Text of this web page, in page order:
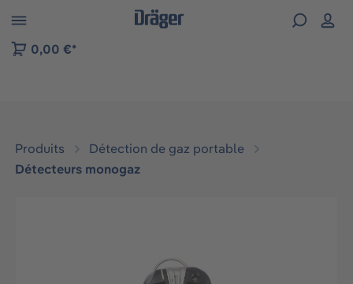
to B2B platform navigation
0,00 €*
Produits
Détection de gaz portable
Détecteurs monogaz